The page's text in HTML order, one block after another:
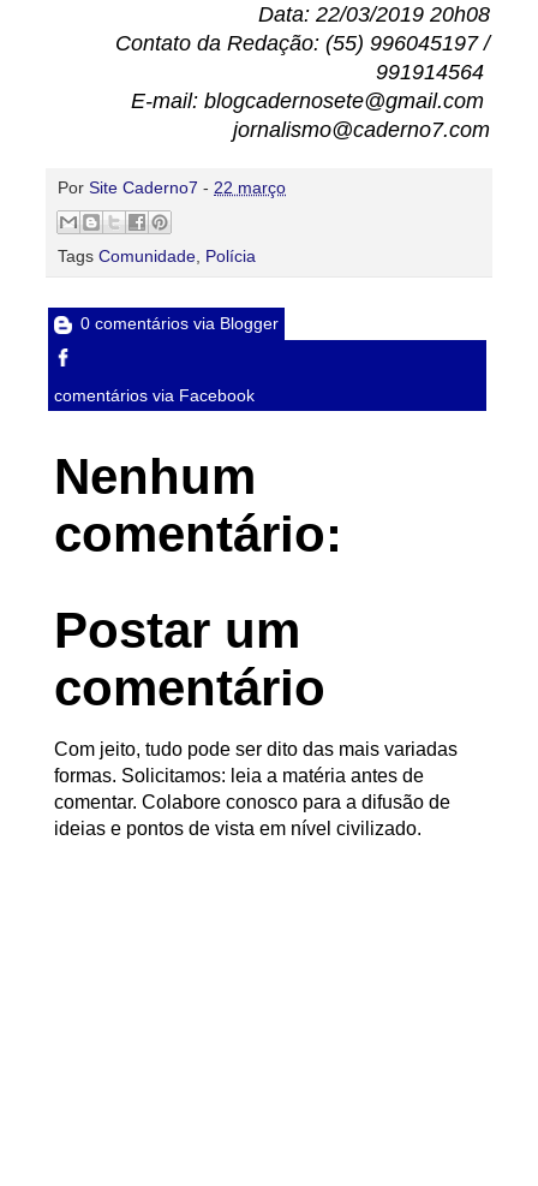
Data: 22/03/2019 20h08
Contato da Redação: (55) 996045197 /
991914564
E-mail: blogcadernosete@gmail.com
jornalismo@caderno7.com
Por Site Caderno7 - 22 março
Tags Comunidade Polícia
0 comentários via Blogger
comentários via Facebook
Nenhum
comentário:
Postar um
comentário
Com jeito, tudo pode ser dito das mais variadas
formas. Solicitamos: leia a matéria antes de
comentar. Colabore conosco para a difusão de
ideias e pontos de vista em nível civilizado.